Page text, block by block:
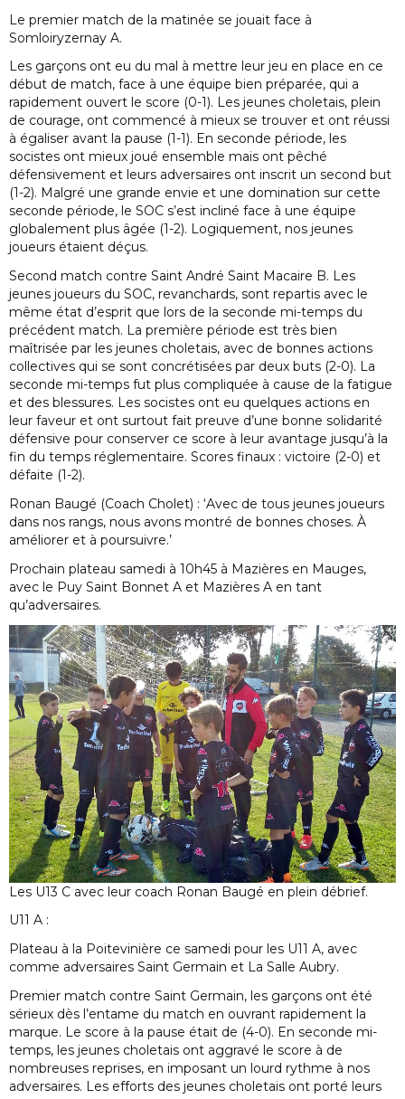
Le premier match de la matinée se jouait face à
Somloiryzernay A.
Les garçons ont eu du mal à mettre leur jeu en place en ce
début de match, face à une équipe bien préparée, qui a
rapidement ouvert le score (0-1). Les jeunes choletais, plein
de courage, ont commencé à mieux se trouver et ont réussi
à égaliser avant la pause (1-1). En seconde période, les
socistes ont mieux joué ensemble mais ont pêché
défensivement et leurs adversaires ont inscrit un second but
(1-2). Malgré une grande envie et une domination sur cette
seconde période, le SOC s’est incliné face à une équipe
globalement plus âgée (1-2). Logiquement, nos jeunes
joueurs étaient déçus.
Second match contre Saint André Saint Macaire B. Les
jeunes joueurs du SOC, revanchards, sont repartis avec le
même état d’esprit que lors de la seconde mi-temps du
précédent match. La première période est très bien
maîtrisée par les jeunes choletais, avec de bonnes actions
collectives qui se sont concrétisées par deux buts (2-0). La
seconde mi-temps fut plus compliquée à cause de la fatigue
et des blessures. Les socistes ont eu quelques actions en
leur faveur et ont surtout fait preuve d’une bonne solidarité
défensive pour conserver ce score à leur avantage jusqu’à la
fin du temps réglementaire. Scores finaux : victoire (2-0) et
défaite (1-2).
Ronan Baugé (Coach Cholet) : ‘Avec de tous jeunes joueurs
dans nos rangs, nous avons montré de bonnes choses. À
améliorer et à poursuivre.’
Prochain plateau samedi à 10h45 à Mazières en Mauges,
avec le Puy Saint Bonnet A et Mazières A en tant
qu’adversaires.
Les U13 C avec leur coach Ronan Baugé en plein débrief.
U11 A :
Plateau à la Poitevinière ce samedi pour les U11 A, avec
comme adversaires Saint Germain et La Salle Aubry.
Premier match contre Saint Germain, les garçons ont été
sérieux dès l’entame du match en ouvrant rapidement la
marque. Le score à la pause était de (4-0). En seconde mi-
temps, les jeunes choletais ont aggravé le score à de
nombreuses reprises, en imposant un lourd rythme à nos
adversaires. Les efforts des jeunes choletais ont porté leurs